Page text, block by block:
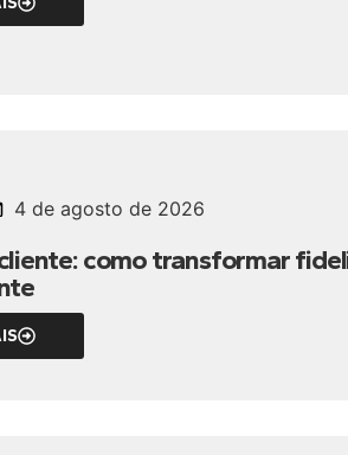
4 de agosto de 2026
como transformar